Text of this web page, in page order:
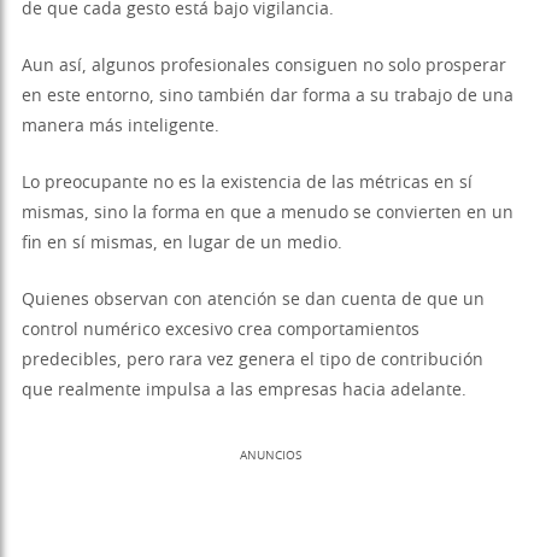
de que cada gesto está bajo vigilancia.
Aun así, algunos profesionales consiguen no solo prosperar
en este entorno, sino también dar forma a su trabajo de una
manera más inteligente.
Lo preocupante no es la existencia de las métricas en sí
mismas, sino la forma en que a menudo se convierten en un
fin en sí mismas, en lugar de un medio.
Quienes observan con atención se dan cuenta de que un
control numérico excesivo crea comportamientos
predecibles, pero rara vez genera el tipo de contribución
que realmente impulsa a las empresas hacia adelante.
ANUNCIOS